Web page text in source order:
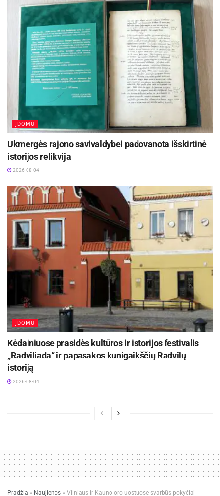
ĮDOMU
Ukmergės rajono savivaldybei padovanota išskirtinė
istorijos relikvija
2026-08-04
ĮDOMU
Kėdainiuose prasidės kultūros ir istorijos festivalis
„Radviliada“ ir papasakos kunigaikščių Radvilų
istoriją
2026-08-04
Pradžia » Naujienos » Vilniaus ir Kauno oro uostuose svarbūs pokyčiai